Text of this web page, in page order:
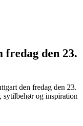
den 23.
den fredag den 23.
sytilbehør og inspiration